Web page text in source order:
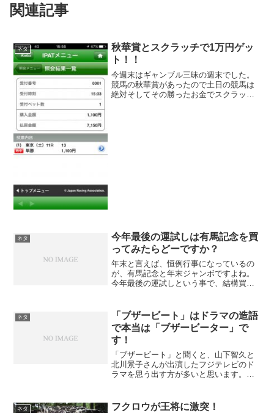
関連記事
ネタ
秋華賞とスクラッチで1万円ゲッ
ト！！
今週末はギャンブル三昧の週末でした。
競馬の秋華賞があったので土日の競馬は
絶対そしてその勝ったお金でスクラッチ
ネタ
今年最後の運試しは有馬記念を買
ってみたらどーですか？
年末と言えば、恒例行事になっているの
が、有馬記念と年末ジャンボですよね。
今年最後の運試しという事で、結構買わ
増えるんでしょうかね（笑）
ネタ
「ブザービート」はドラマの造語
で本当は「ブザービーター」で
す！
「ブザービート」と聞くと、山下智久と
北川景子さんが出演したフジテレビのド
ラマを思う出す方が多いと思います。こ
ーター」と呼ばれます。
ネタ フクロウが王将に激突！